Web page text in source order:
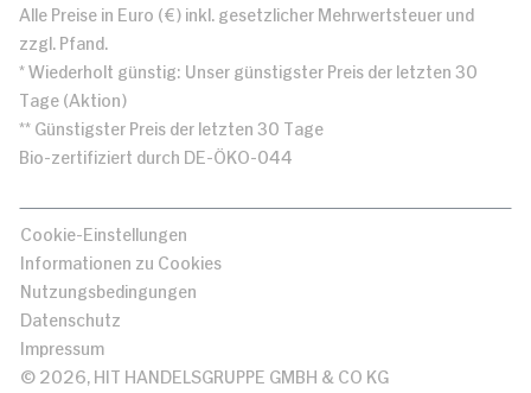
Alle Preise in Euro (€) inkl. gesetzlicher Mehrwertsteuer und
zzgl. Pfand.
* Wiederholt günstig: Unser günstigster Preis der letzten 30
Tage (Aktion)
** Günstigster Preis der letzten 30 Tage
Bio-zertifiziert durch DE-ÖKO-044
Cookie-Einstellungen
Informationen zu Cookies
Nutzungsbedingungen
Datenschutz
Impressum
© 2026, HIT HANDELSGRUPPE GMBH & CO KG